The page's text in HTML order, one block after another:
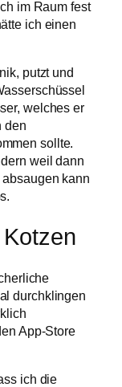
im Raum fest
ich einen
putzt und
welches er
den
sollte.
weil dann
kann
durchklingen
App-Store
ich die